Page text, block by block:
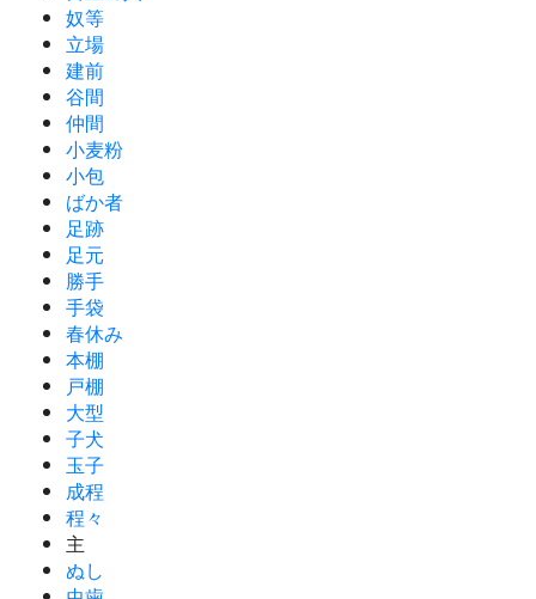
奴等
立場
建前
谷間
仲間
小麦粉
小包
ばか者
足跡
足元
勝手
手袋
春休み
本棚
戸棚
大型
子犬
玉子
成程
程々
主
ぬし